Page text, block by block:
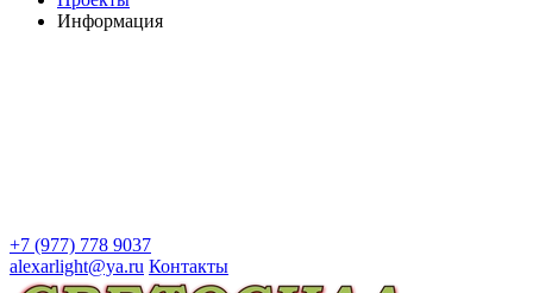
Информация
+7 (977) 778 9037
alexarlight@ya.ru Контакты